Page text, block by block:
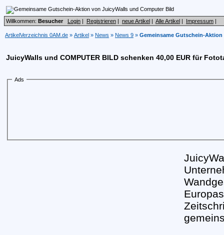
Willkommen: Besucher Login | Registrieren | neue Artikel | Alle Artikel | Impressum |
ArtikelVerzeichnis 0AM.de » Artikel » News » News 9 » Gemeinsame Gutschein-
JuicyWalls und COMPUTER BILD schenken 40,00 EUR für
Ads